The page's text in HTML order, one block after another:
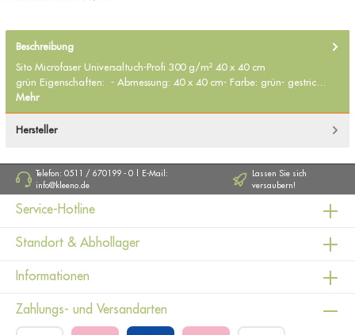
Beschreibung
Sito Microfaser Universaltuch-Profi 300 g/m² 40 x 40 cm
grün Eigenschaften: - Abmessung: 40 x 40 cm- Farbe: grün- gestric…
Mehr
Hersteller
Telefon: 0511 / 670199 - 0 | E-Mail:
info@kleeno.de
Lassen Sie sich
versaubern!
Service-Hotline
Standort & Abhollager
Informationen
Zahlungs- und Versandarten